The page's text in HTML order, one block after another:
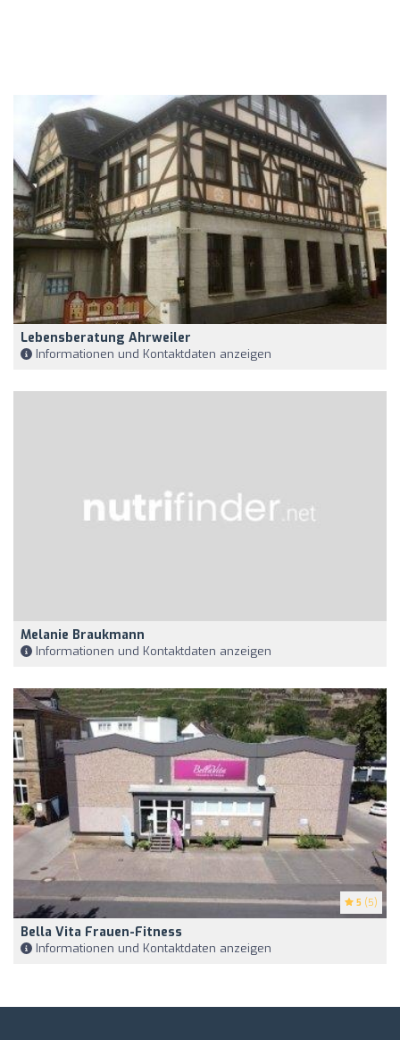
Lebensberatung Ahrweiler
Informationen und Kontaktdaten anzeigen
Melanie Braukmann
Informationen und Kontaktdaten anzeigen
5 (5)
Bella Vita Frauen-Fitness
Informationen und Kontaktdaten anzeigen